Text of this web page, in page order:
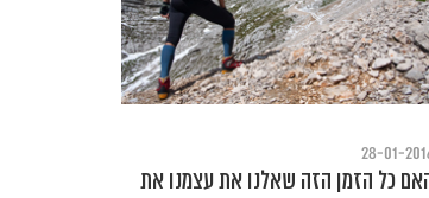
28-01-
כל הזמן הזה שאלנו את עצמנו את